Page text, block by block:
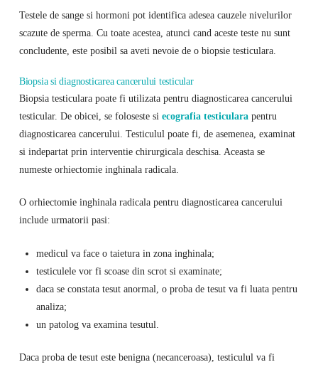
Testele de sange si hormoni pot identifica adesea cauzele nivelurilor
scazute de sperma. Cu toate acestea, atunci cand aceste teste nu sunt
concludente, este posibil sa aveti nevoie de o biopsie testiculara.
Biopsia si diagnosticarea cancerului testicular
Biopsia testiculara poate fi utilizata pentru diagnosticarea cancerului
testicular. De obicei, se foloseste si ecografia testicularapentru
diagnosticarea cancerului. Testiculul poate fi, de asemenea, examinat
si indepartat prin interventie chirurgicala deschisa. Aceasta se
numeste orhiectomie inghinala radicala.
O orhiectomie inghinala radicala pentru diagnosticarea cancerului
include urmatorii pasi:
medicul va face o taietura in zona inghinala;
testiculele vor fi scoase din scrot si examinate;
daca se constata tesut anormal, o proba de tesut va fi luata pentru
analiza;
un patolog va examina tesutul.
Daca proba de tesut este benigna (necanceroasa), testiculul va fi